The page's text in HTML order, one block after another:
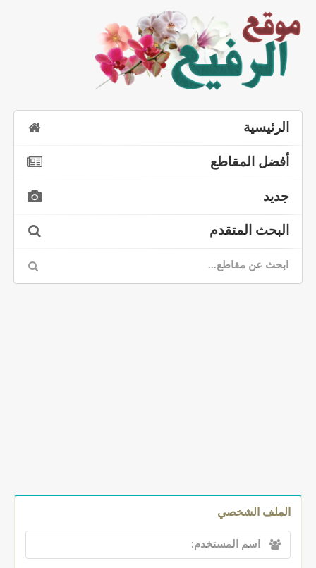
الرئيسية
أفضل المقاطع
جديد
البحث المتقدم
الملف الشخصي